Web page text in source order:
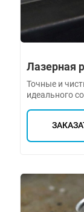
Лазерная
Точные и
идеального